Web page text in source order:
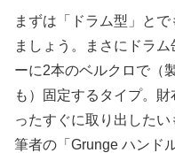
まずは「ドラム型」と
ましょう。まさにドラ
ーに2本のベルクロで（
も）固定するタイプ。
ったすぐに取り出した
筆者の「Grunge ハンド